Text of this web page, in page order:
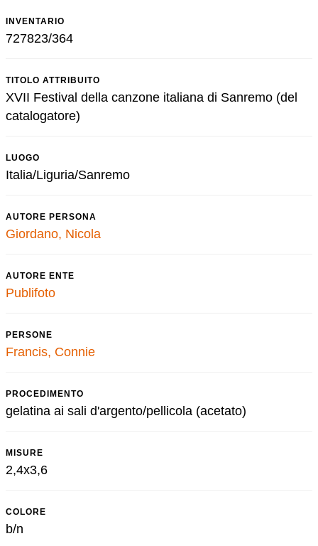
INVENTARIO
727823/364
TITOLO ATTRIBUITO
XVII Festival della canzone italiana di Sanremo (del
catalogatore)
LUOGO
Italia/Liguria/Sanremo
AUTORE PERSONA
Giordano, Nicola
AUTORE ENTE
Publifoto
PERSONE
Francis, Connie
PROCEDIMENTO
gelatina ai sali d'argento/pellicola (acetato)
MISURE
2,4x3,6
COLORE
b/n